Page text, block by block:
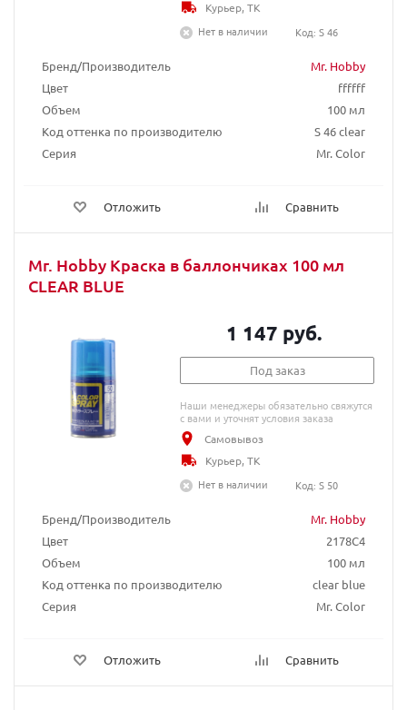
Бренд/Производитель
Mr. Hobby
Цвет
ffffff
Объем
100 мл
Код оттенка по производителю
S 46 clear
Серия
Mr. Color
Отложить Сравнить
Курьер, ТК
Нет в наличии
Код: S 46
Mr. Hobby Краска в баллончиках 100 мл
CLEAR BLUE
Бренд/Производитель
Mr. Hobby
Цвет
2178C4
Объем
100 мл
Код оттенка по производителю
clear blue
Серия
Mr. Color
Отложить Сравнить
1 147 руб.
Под заказ
Наши менеджеры обязательно свяжутся
с вами и уточнят условия заказа
Самовывоз
Курьер, ТК
Нет в наличии
Код: S 50